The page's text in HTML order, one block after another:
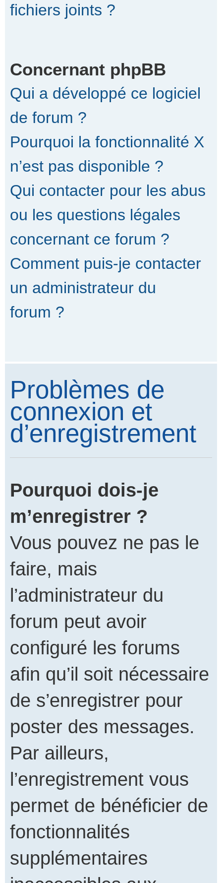
fichiers joints ?
Concernant phpBB
Qui a développé ce logiciel
de forum ?
Pourquoi la fonctionnalité X
n’est pas disponible ?
Qui contacter pour les abus
ou les questions légales
concernant ce forum ?
Comment puis-je contacter
un administrateur du
forum ?
Problèmes de
connexion et
d’enregistrement
Pourquoi dois-je
m’enregistrer ?
Vous pouvez ne pas le
faire, mais
l’administrateur du
forum peut avoir
configuré les forums
afin qu’il soit nécessaire
de s’enregistrer pour
poster des messages.
Par ailleurs,
l’enregistrement vous
permet de bénéficier de
fonctionnalités
supplémentaires